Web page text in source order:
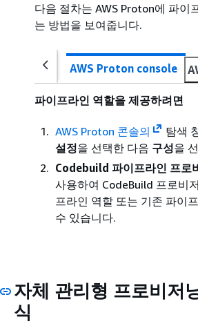
다음 절차는 AWS Proton에 파이
는 방법을 보여줍니다.
AWS Proton console
파이프라인 역할을 제공하려면
AWS Proton 콘솔의 탐색
설정을 선택한 다음 구성을
Codebuild 파이프라인 프로
사용하여 CodeBuild 프로비
프라인 역할 또는 기존 파이
수 있습니다.
자체 관리형 프로비저
식